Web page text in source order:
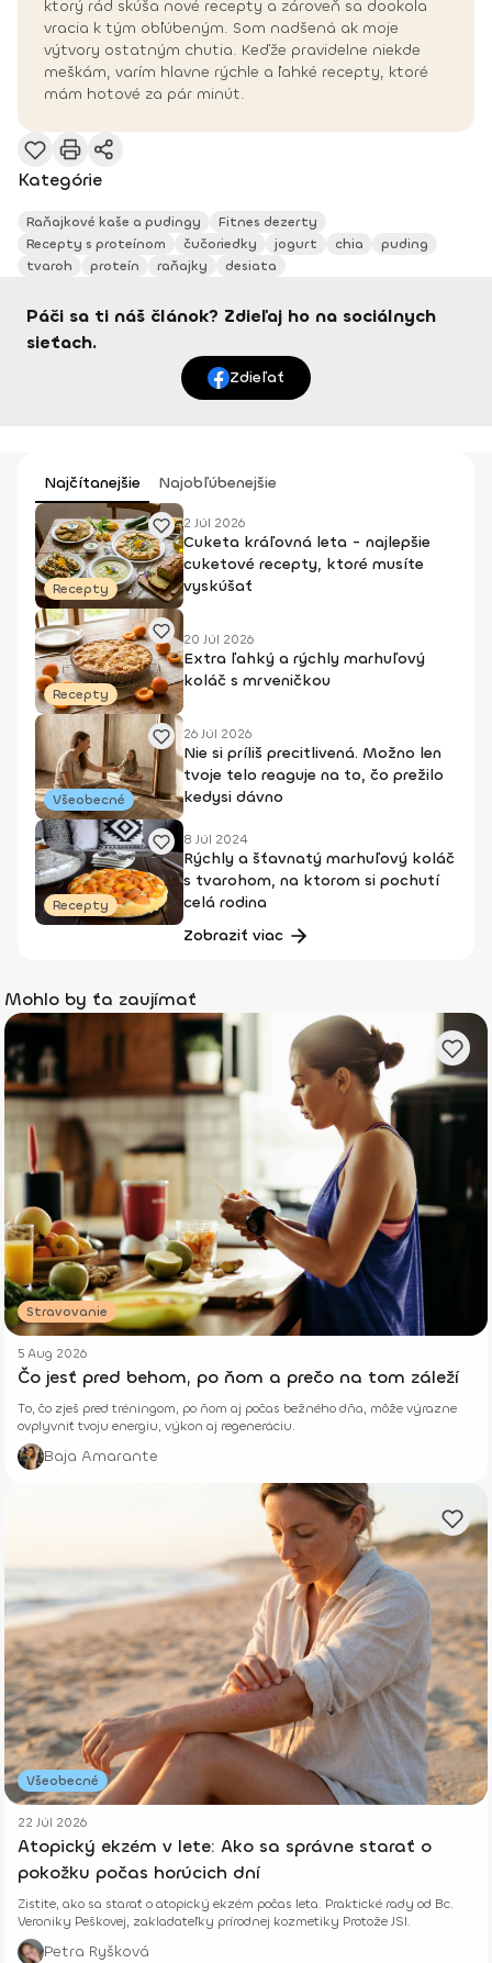
ktorý rád skúša nové recepty a zároveň sa dookola
vracia k tým obľúbeným. Som nadšená ak moje
výtvory ostatným chutia. Keďže pravidelne niekde
meškám, varím hlavne rýchle a ľahké recepty, ktoré
mám hotové za pár minút.
Kategórie
Raňajkové kaše a pudingy
Fitnes dezerty
Recepty s proteínom
čučoriedky jogurt chia
puding
tvaroh
proteín raňajky desiata
Páči sa ti náš článok? Zdieľaj ho na sociálnych
sieťach.
Zdieľať
Najčítanejšie Najobľúbenejšie
Recepty
2 Júl 2026
Cuketa kráľovná leta - najlepšie
cuketové recepty, ktoré musíte
vyskúšať
Recepty
20 Júl 2026
Extra ľahký a rýchly marhuľový
koláč s mrveničkou
Všeobecné
26 Júl 2026
Nie si príliš precitlivená. Možno len
tvoje telo reaguje na to, čo prežilo
kedysi dávno
Recepty
8 Júl 2024
Rýchly a šťavnatý marhuľový koláč
s tvarohom, na ktorom si pochutí
celá rodina
Zobraziť viac
Mohlo by ťa zaujímať
Stravovanie
5 Aug 2026
Čo jesť pred behom, po ňom a prečo na tom záleží
To, čo zješ pred tréningom, po ňom aj počas bežného dňa, môže výrazne
ovplyvniť tvoju energiu, výkon aj regeneráciu.
Baja Amarante
Všeobecné
22 Júl 2026
Atopický ekzém v lete: Ako sa správne starať o
pokožku počas horúcich dní
Zistite, ako sa starať o atopický ekzém počas leta. Praktické rady od Bc.
Veroniky Peškovej, zakladateľky prírodnej kozmetiky Protože JSI.
Petra Ryšková